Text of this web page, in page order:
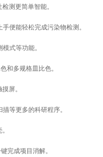
测更简单智能。
便能轻松完成污染物检测。
式等功能。
和多规格皿比色。
屏。
等更多的科研程序。
完成项目消解。